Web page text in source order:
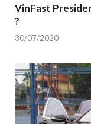
VinFast
?
30/07/2020